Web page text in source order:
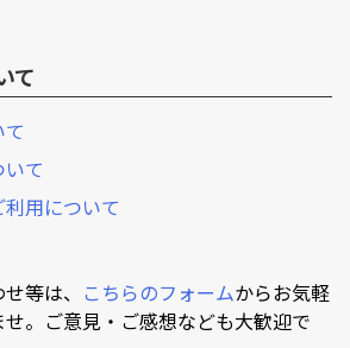
て
て
用について
等は、 こちらのフォームからお気軽
。ご意見・ご感想なども大歓迎で